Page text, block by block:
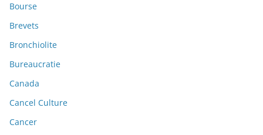
Bourse
Brevets
Bronchiolite
Bureaucratie
Canada
Cancel Culture
Cancer